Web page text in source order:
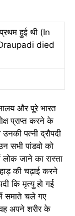
और पूरे भारत
प्राप्त करने के
पत्नी द्रौपदी
सभी पांडवो को
लोक जाने का रास्ता
की चढ़ाई करने
कि मृत्यु हो गई
समाते चले गए
अपने शरीर के